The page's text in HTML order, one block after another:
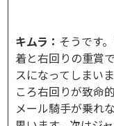
キムラ： そうです
着と右回りの重賞
スになってしまい
ころ右回りが致命
メール騎手が乗れ